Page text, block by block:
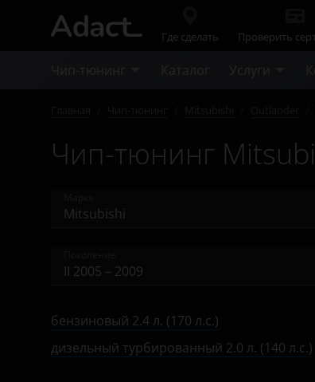
Где сделать Проверить
Каталог Услуги
Чип-тюнинг
Alfa Romeo
II 2005 – 2009
бензиновый 2.4 л. (170 л.с.)
дизельный турбированный 2.0 л. (140 л.с.)